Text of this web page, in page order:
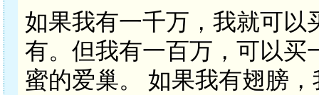
如果我有一千万，我就可以
有。但我有一百万，可以买
蜜的爱巢。 如果我有翅膀